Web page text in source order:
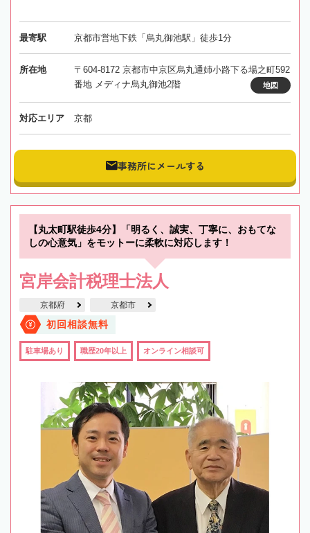
最寄駅 京都市営地下鉄「烏丸御池駅」徒歩1分
所在地
〒604-8172 京都市中京区烏丸通姉小路下る場之町592
番地 メディナ烏丸御池2階
地図
対応エリア 京都
事務所にメールする
【丸太町駅徒歩4分】「明るく、誠実、丁寧に、おもてな
しの心意気」をモットーに柔軟に対応します！
宮岸会計税理士法人
京都府 京都市
初回相談無料
駐車場あり 職歴20年以上 オンライン相談可